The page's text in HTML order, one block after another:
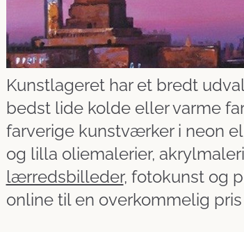
Kunstlageret har et bredt
bedst lide kolde eller varme
farverige kunstværker i neon
og lilla oliemalerier,
lærredsbilleder, fotokunst og
online til en overkommelig